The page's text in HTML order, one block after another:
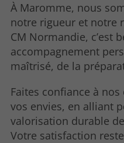
À Maromme, nous
notre rigueur et notre
CM Normandie, c’est
accompagnement
maîtrisé, de la
Faites confiance à
vos envies, en alliant
valorisation durable
Votre satisfaction